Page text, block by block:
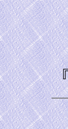
『